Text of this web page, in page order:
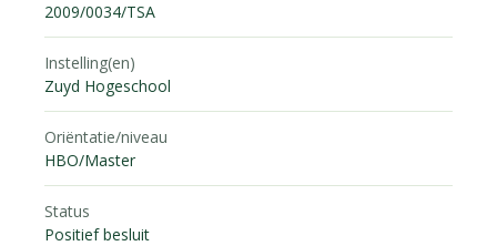
2009/0034/TSA
Instelling(en)
Zuyd Hogeschool
Oriëntatie/niveau
HBO/Master
Status
Positief besluit